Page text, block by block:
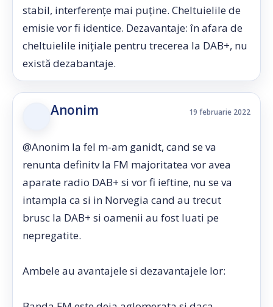
stabil, interferențe mai puține. Cheltuielile de
emisie vor fi identice. Dezavantaje: în afara de
cheltuielile inițiale pentru trecerea la DAB+, nu
există dezabantaje.
Anonim 19 februarie 2022
@Anonim la fel m-am ganidt, cand se va
renunta definitv la FM majoritatea vor avea
aparate radio DAB+ si vor fi ieftine, nu se va
intampla ca si in Norvegia cand au trecut
brusc la DAB+ si oamenii au fost luati pe
nepregatite.
Ambele au avantajele si dezavantajele lor: